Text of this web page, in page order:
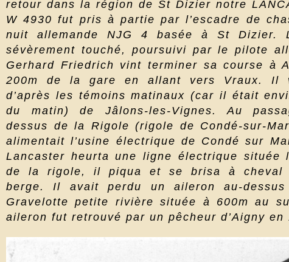
retour dans la région de St Dizier notre
W 4930 fut pris à partie par l’escadre de
nuit allemande NJG 4 basée à St Dizier.
sévèrement touché, poursuivi par le pilote
Gerhard Friedrich vint terminer sa course à
200m de la gare en allant vers Vraux. Il
d’après les témoins matinaux (car il était
du matin) de Jâlons-les-Vignes. Au
dessus de la Rigole (rigole de Condé-sur-
alimentait l’usine électrique de Condé sur
Lancaster heurta une ligne électrique située
de la rigole, il piqua et se brisa à cheval
berge. Il avait perdu un aileron au-
Gravelotte petite rivière située à 600m au
aileron fut retrouvé par un pêcheur d’Aigny en